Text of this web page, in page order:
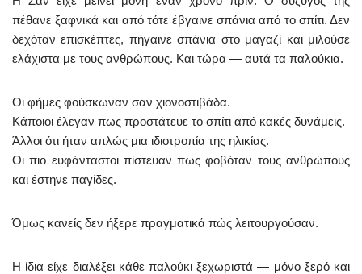
πέθανε ξαφνικά και από τότε έβγαινε σπάνια από το σπίτι. Δεν
δεχόταν επισκέπτες, πήγαινε σπάνια στο μαγαζί και μιλούσε
ελάχιστα με τους ανθρώπους. Και τώρα — αυτά τα παλούκια.
Οι φήμες φούσκωναν σαν χιονοστιβάδα.
Κάποιοι έλεγαν πως προστάτευε το σπίτι από κακές δυνάμεις.
Άλλοι ότι ήταν απλώς μια ιδιοτροπία της ηλικίας.
Οι πιο ευφάνταστοι πίστευαν πως φοβόταν τους ανθρώπους
και έστηνε παγίδες.
Όμως κανείς δεν ήξερε πραγματικά πώς λειτουργούσαν.
Η ίδια είχε διαλέξει κάθε παλούκι ξεχωριστά — μόνο ξερό και